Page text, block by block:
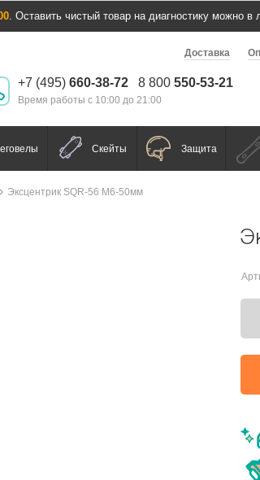
. Оставить чистый товар на диагностику можно в
Доставка
+7 (495) 660-38-72 8 800 550-53-21
Время работы с 10:00 до 21:00
Скейты Защита
Эксцентрик SQR-56 М6-50мм